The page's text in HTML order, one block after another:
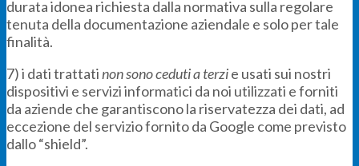
durata idonea richiesta dalla normativa sulla regolare
tenuta della documentazione aziendale e solo per tale
finalità.
7) i dati trattatinon sono ceduti a terzie usati sui nostri
dispositivi e servizi informatici da noi utilizzati e forniti
da aziende che garantiscono la riservatezza dei dati, ad
eccezione del servizio fornito da Google come previsto
dallo “shield”.